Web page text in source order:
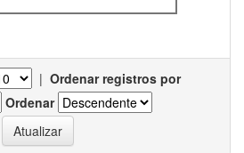
| Ordenar registros por
Ordenar